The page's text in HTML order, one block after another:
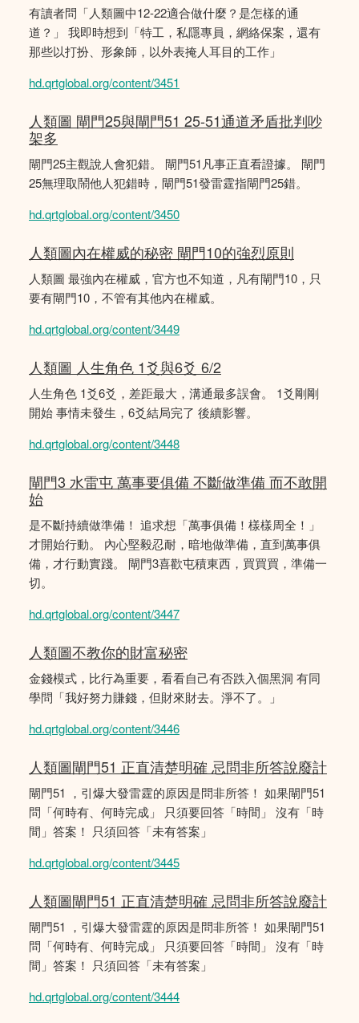
有讀者問「人類圖中12-22適合做什麼？是怎樣的通
道？」 我即時想到「特工，私隱專員，網絡保案，還有
那些以打扮、形象師，以外表掩人耳目的工作」
hd.qrtglobal.org/content/3451
人類圖 閘門25與閘門51 25-51通道矛盾批判吵
架多
閘門25主觀說人會犯錯。 閘門51凡事正直看證據。 閘門
25無理取鬧他人犯錯時，閘門51發雷霆指閘門25錯。
hd.qrtglobal.org/content/3450
人類圖內在權威的秘密 閘門10的強烈原則
人類圖 最強內在權威，官方也不知道，凡有閘門10，只
要有閘門10，不管有其他內在權威。
hd.qrtglobal.org/content/3449
人類圖 人生角色 1爻與6爻 6/2
人生角色 1爻6爻，差距最大，溝通最多誤會。 1爻剛剛
開始 事情未發生，6爻結局完了 後續影響。
hd.qrtglobal.org/content/3448
閘門3 水雷屯 萬事要俱備 不斷做準備 而不敢開
始
是不斷持續做準備！ 追求想「萬事俱備！樣樣周全！」
才開始行動。 內心堅毅忍耐，暗地做準備，直到萬事俱
備，才行動實踐。 閘門3喜歡屯積東西，買買買，準備一
切。
hd.qrtglobal.org/content/3447
人類圖不教你的財富秘密
金錢模式，比行為重要，看看自己有否跌入個黑洞 有同
學問「我好努力賺錢，但財來財去。淨不了。」
hd.qrtglobal.org/content/3446
人類圖閘門51 正直清楚明確 忌問非所答說廢計
閘門51 ，引爆大發雷霆的原因是問非所答！ 如果閘門51
問「何時有、何時完成」 只須要回答「時間」 沒有「時
間」答案！ 只須回答「未有答案」
hd.qrtglobal.org/content/3445
人類圖閘門51 正直清楚明確 忌問非所答說廢計
閘門51 ，引爆大發雷霆的原因是問非所答！ 如果閘門51
問「何時有、何時完成」 只須要回答「時間」 沒有「時
間」答案！ 只須回答「未有答案」
hd.qrtglobal.org/content/3444